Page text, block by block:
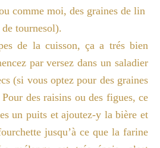
comme moi, des graines de lin
de tournesol).
de la cuisson, ça a trés bien
par versez dans un saladier
(si vous optez pour des graines
des raisins ou des figues, ce
un puits et ajoutez-y la bière et
jusqu’à ce que la farine